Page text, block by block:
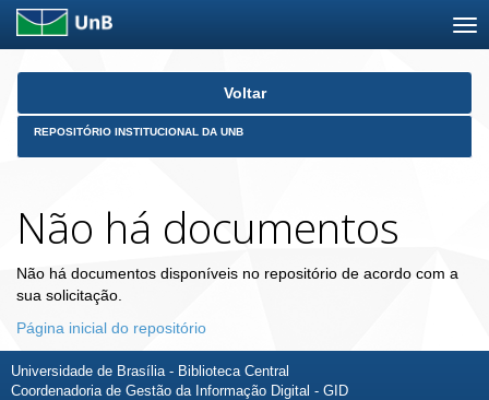
Skip
Voltar
REPOSITÓRIO INSTITUCIONAL DA UNB
Não há documentos
Não há documentos disponíveis no repositório de acordo com a
sua solicitação.
Página inicial do repositório
Universidade de Brasília - Biblioteca Central
Coordenadoria de Gestão da Informação Digital - GID